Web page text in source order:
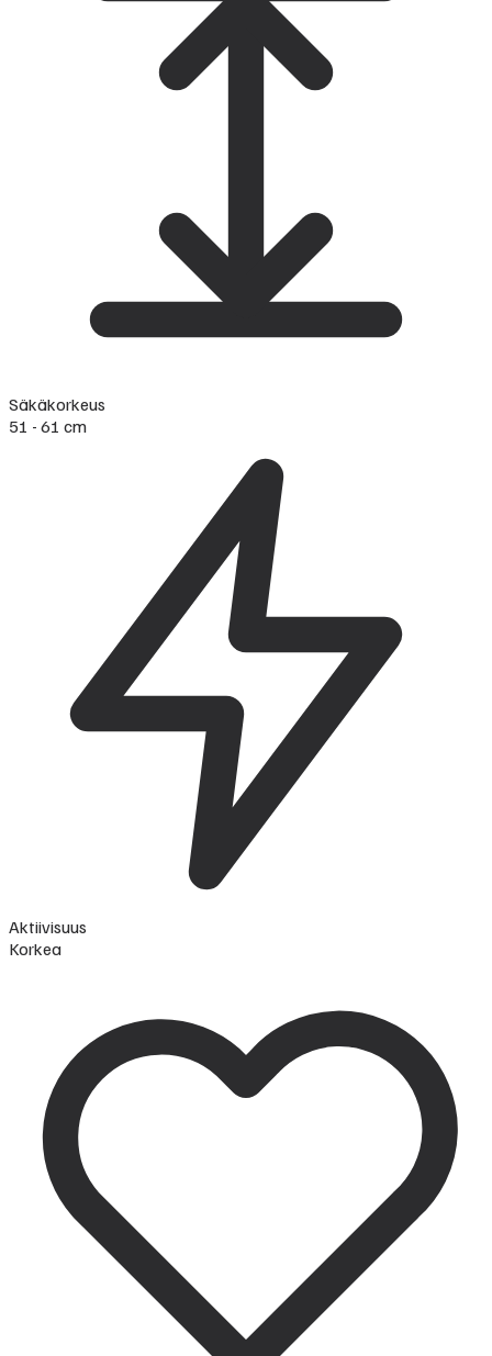
Säkäkorkeus
51 - 61 cm
Aktiivisuus
Korkea